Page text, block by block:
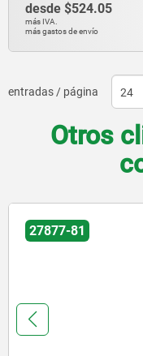
desde $524.05
más IVA.
más gastos de envío
entradas / página
Otros